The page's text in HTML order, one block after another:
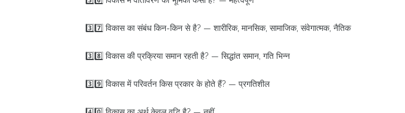
3️⃣7️⃣ विकास का संबंध किन-किन से है? — शारीरिक, मानसिक, सामाजिक, संवेगात्मक, नैतिक
3️⃣8️⃣ विकास की प्रक्रिया समान रहती है? — सिद्धांत समान, गति भिन्न
3️⃣9️⃣ विकास में परिवर्तन किस प्रकार के होते हैं? — प्रगतिशील